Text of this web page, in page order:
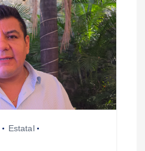
Estatal